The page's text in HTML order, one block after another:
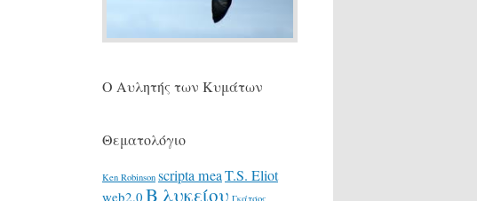
Ο Αυλητής των Κυμάτων
Θεματολόγιο
Ken Robinson scripta meaT.S. Eliot
web2.0 Β λυκείου Γκάτσος